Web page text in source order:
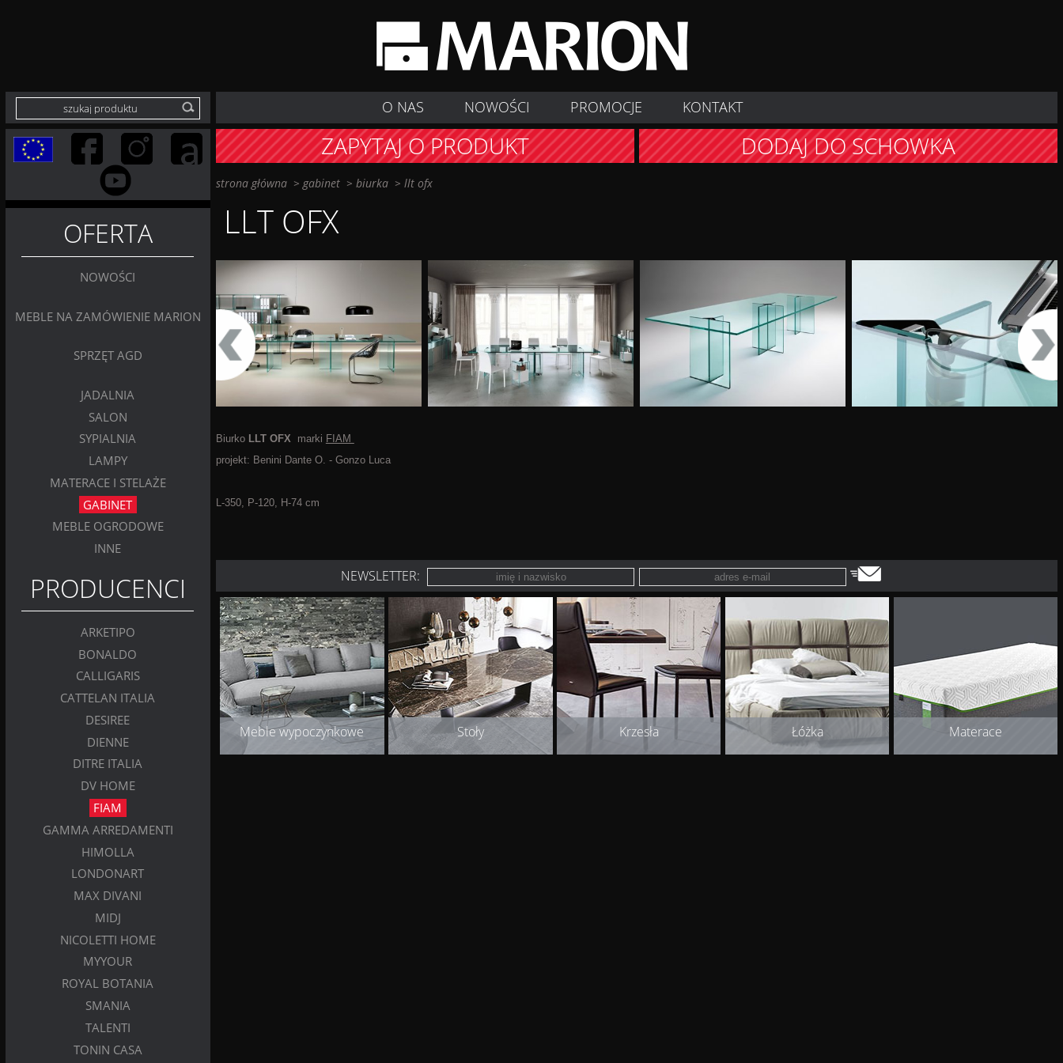
O NAS NOWOŚCI PROMOCJE KONTAKT
OFERTA
NOWOŚCI
MEBLE NA ZAMÓWIENIE MARION
SPRZĘT AGD
JADALNIA
SALON
SYPIALNIA
LAMPY
MATERACE I STELAŻE
GABINET
MEBLE OGRODOWE
INNE
PRODUCENCI
ARKETIPO
BONALDO
CALLIGARIS
CATTELAN ITALIA
DESIREE
DIENNE
DITRE ITALIA
DV HOME
FIAM
GAMMA ARREDAMENTI
HIMOLLA
LONDONART
MAX DIVANI
MIDJ
NICOLETTI HOME
MYYOUR
ROYAL BOTANIA
SMANIA
TALENTI
TONIN CASA
ZAPYTAJ O PRODUKT DODAJ DO SCHOWKA
strona główna>gabinet> biurka> llt ofx
LLT OFX
Biurko LLT OFX marki FIAM
projekt: Benini Dante O. - Gonzo Luca
L-350, P-120, H-74 cm
NEWSLETTER:
Meble wypoczynkowe Stoły Krzesła Łóżka Materace